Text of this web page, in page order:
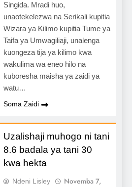
Singida. Mradi huo,
unaotekelezwa na Serikali kupitia
Wizara ya Kilimo kupitia Tume ya
Taifa ya Umwagiliaji, unalenga
kuongeza tija ya kilimo kwa
wakulima wa eneo hilo na
kuboresha maisha ya zaidi ya
watu…
Soma Zaidi
Uzalishaji muhogo ni tani
8.6 badala ya tani 30
kwa hekta
Ndeni Lisley
Novemba 7,